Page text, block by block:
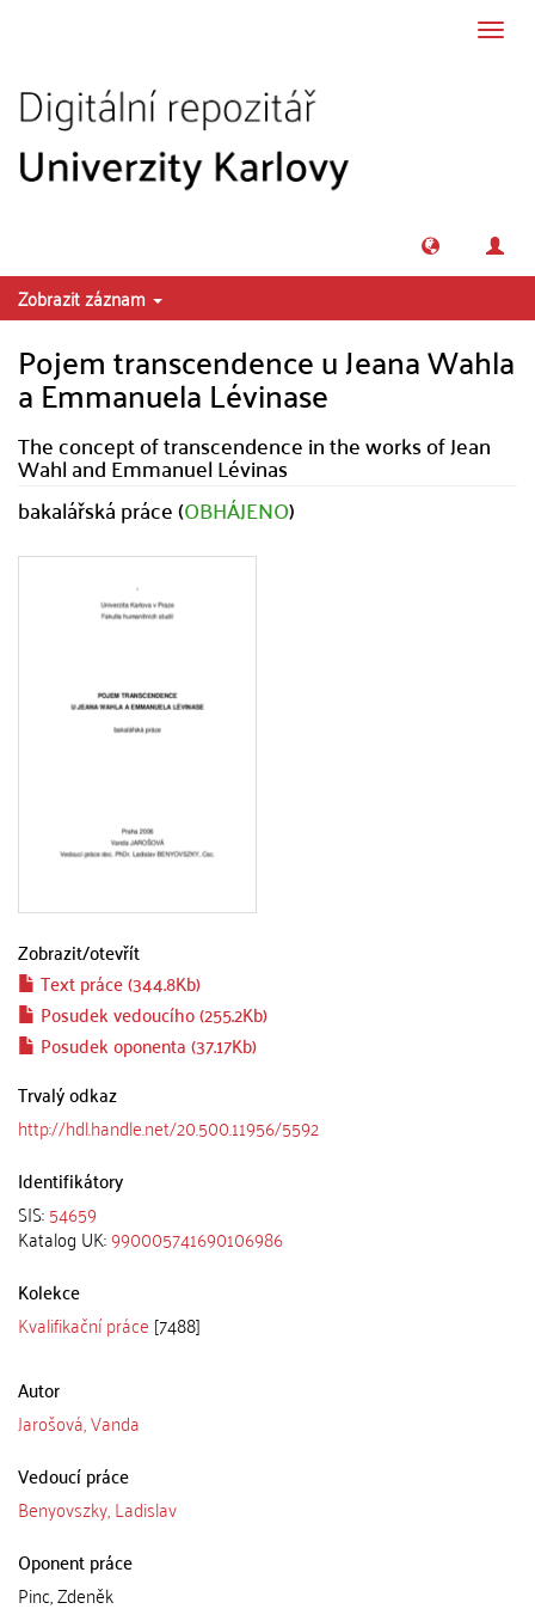
Zobrazit záznam
Pojem transcendence u Jeana Wahla
a Emmanuela Lévinase
The concept of transcendence in the works of Jean
Wahl and Emmanuel Lévinas
bakalářská práce (OBHÁJENO)
Zobrazit/otevřít
Text práce (344.8Kb)
Posudek vedoucího (255.2Kb)
Posudek oponenta (37.17Kb)
Trvalý odkaz
http://hdl.handle.net/20.500.11956/5592
Identifikátory
SIS:54659
Katalog UK:990005741690106986
Kolekce
Kvalifikační práce [7488]
Autor
Jarošová, Vanda
Vedoucí práce
Benyovszky, Ladislav
Oponent práce
Pinc, Zdeněk